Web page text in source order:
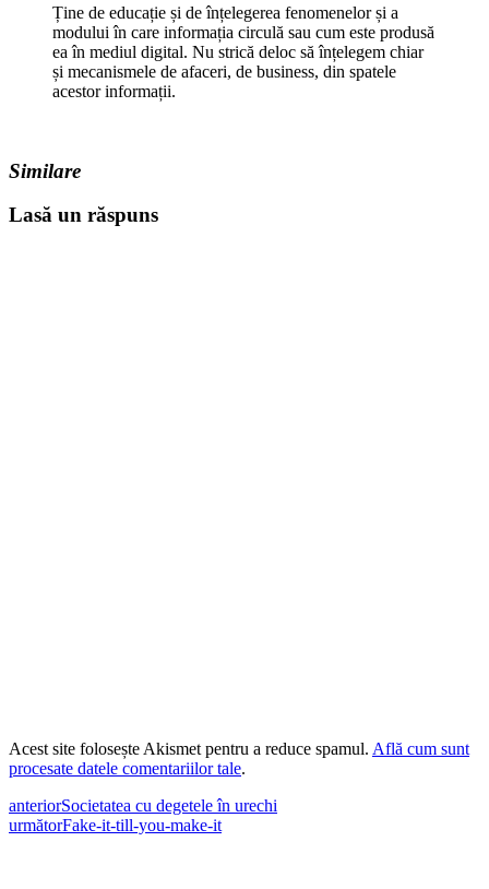
Ține de educație și de înțelegerea fenomenelor și a
modului în care informația circulă sau cum este produsă
ea în mediul digital. Nu strică deloc să înțelegem chiar
și mecanismele de afaceri, de business, din spatele
acestor informații.
Similare
Lasă un răspuns
Acest site folosește Akismet pentru a reduce spamul. Află cum sunt
procesate datele comentariilor tale.
anteriorSocietatea cu degetele în urechi
următorFake-it-till-you-make-it